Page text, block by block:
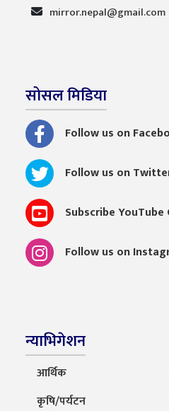
mirror.nepal@gmail.com
सोसल मिडिया
Follow us on
Follow us on
Subscribe YouTube
Follow us on
न्याभिगेशन
आर्थिक
कृषि/पर्यटन